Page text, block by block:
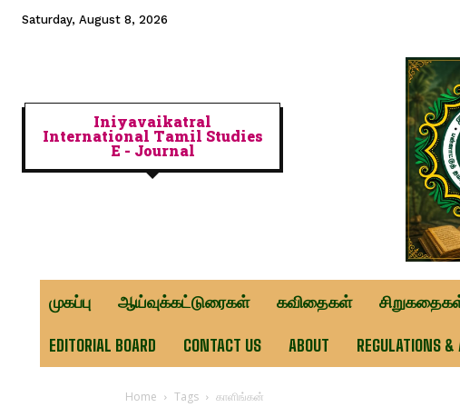
Saturday, August 8, 2026
Iniyavaikatral
International Tamil Studies
E - Journal
முகப்பு ஆய்வுக்கட்டுரைகள் கவிதைகள்
EDITORIAL BOARD CONTACT US ABOUT REGULATIONS &
Home Tags காளிங்கன்